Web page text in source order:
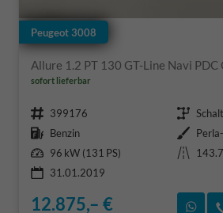
Peugeot 3008
Allure 1.2 PT 130 GT-Line Navi PDC
sofort lieferbar
Fahrzeugnr. 399176 Getriebe
Kraftstoff Benzin Außenfarbe
Leistung 96 kW (131 PS) Kilometerstand
31.01.2019
12.875,– €